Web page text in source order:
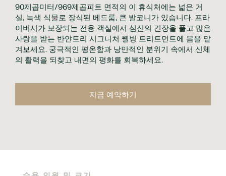
90제곱미터/969제곱피트 면적의 이 휴식처에는 넓은 거
실, 녹색 식물로 장식된 베드룸, 큰 발코니가 있습니다. 프라
이버시가 보장되는 전용 객실에서 심신의 긴장을 풀고 많은
사랑을 받는 반얀트리 시그니처 웰빙 트리트먼트에 몸을 맡
겨보세요. 궁극적인 평온함과 낭만적인 분위기 속에서 신체
의 활력을 되찾고 내면의 평화를 회복하세요.
지금 예약하기